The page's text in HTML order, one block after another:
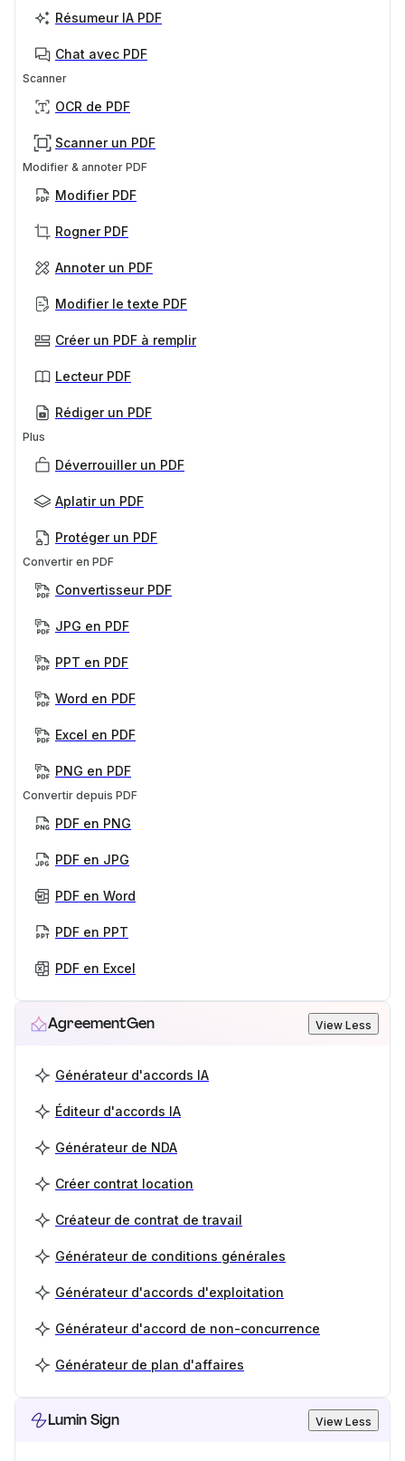
Résumeur IA PDF
Chat avec PDF
Scanner
OCR de PDF
Scanner un PDF
Modifier & annoter PDF
Modifier PDF
Rogner PDF
Annoter un PDF
Modifier le texte PDF
Créer un PDF à remplir
Lecteur PDF
Rédiger un PDF
Plus
Déverrouiller un PDF
Aplatir un PDF
Protéger un PDF
Convertir en PDF
Convertisseur PDF
JPG en PDF
PPT en PDF
Word en PDF
Excel en PDF
PNG en PDF
Convertir depuis PDF
PDF en PNG
PDF en JPG
PDF en Word
PDF en PPT
PDF en Excel
AgreementGen View Less
Générateur d'accords IA
Éditeur d'accords IA
Générateur de NDA
Créer contrat location
Créateur de contrat de travail
Générateur de conditions générales
Générateur d'accords d'exploitation
Générateur d'accord de non-concurrence
Générateur de plan d'affaires
Lumin Sign View Less